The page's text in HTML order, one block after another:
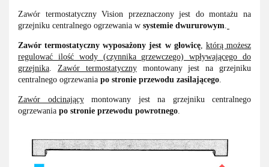
Zawór termostatyczny Vision przeznaczony jest do montażu na
grzejniku centralnego ogrzewania w systemie dwururowym.
Zawórtermostatyczny wyposażony jest w głowicę, którą możesz
regulować ilość wody (czynnika grzewczego) wpływającego do
grzejnika. Zawór termostatyczny
montowany jest na grzejniku
centralnego ogrzewania po stronie przewodu zasilającego.
Zawór odcinającymontowany jest na grzejniku centralnego
ogrzewania po stronie przewodu powrotnego.